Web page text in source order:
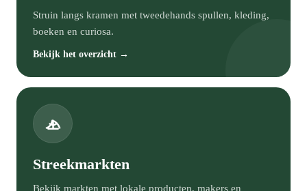
Struin langs kramen met tweedehands spullen, kleding,
boeken en curiosa.
Bekijk het overzicht →
Streekmarkten
Bekijk markten met lokale producten, makers en